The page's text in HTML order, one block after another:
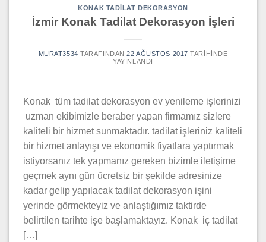
KONAK TADILAT DEKORASYON
İzmir Konak Tadilat Dekorasyon İşleri
MURAT3534 TARAFINDAN 22 AĞUSTOS 2017 TARIHINDE
YAYINLANDI
Konak tüm tadilat dekorasyon ev yenileme işlerinizi
uzman ekibimizle beraber yapan firmamız sizlere
kaliteli bir hizmet sunmaktadır. tadilat işleriniz kaliteli
bir hizmet anlayışı ve ekonomik fiyatlara yaptırmak
istiyorsanız tek yapmanız gereken bizimle iletişime
geçmek aynı gün ücretsiz bir şekilde adresinize
kadar gelip yapılacak tadilat dekorasyon işini
yerinde görmekteyiz ve anlaştığımız taktirde
belirtilen tarihte işe başlamaktayız. Konak iç tadilat
[…]